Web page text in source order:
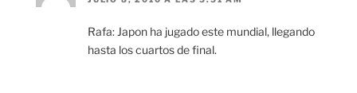
Rafa: Japon ha jugado este mundial, llegando
hasta los cuartos de final.